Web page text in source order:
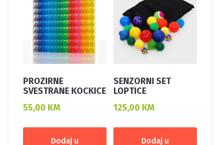
PROZIRNE
SVESTRANE KOCKICE
55,00 KM
Dodaj u
SENZORNI SET
LOPTICE
125,00 KM
Dodaj u